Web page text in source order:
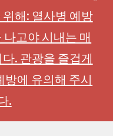
위해: 열사병 예방
고야 시내는 매
. 관광을 즐겁게
방에 유의해 주시
.